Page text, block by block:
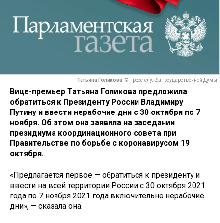
Татьяна Голикова © Пресс-служба Государственной Думы
Вице-премьер Татьяна Голикова предложила
обратиться к Президенту России Владимиру
Путину и ввести нерабочие дни с 30 октября по 7
ноября. Об этом она заявила на заседании
президиума координационного совета при
Правительстве по борьбе с коронавирусом 19
октября.
«Предлагается первое — обратиться к президенту и
ввести на всей территории России с 30 октября 2021
года по 7 ноября 2021 года включительно нерабочие
дни», — сказала она.